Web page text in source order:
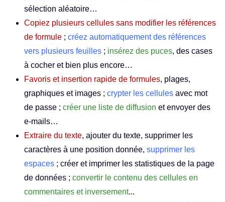
sélection aléatoire…
Copiez plusieurs cellules sans modifier les références
de formule ; créez automatiquement des références
vers plusieurs feuilles ; insérez des puces, des cases
à cocher et bien plus encore…
Favoris et insertion rapide de formules, plages,
graphiques et images ; crypter les cellules avec mot
de passe ; créer une liste de diffusion et envoyer des
e-mails…
Extraire du texte, ajouter du texte, supprimer les
caractères à une position donnée, supprimer les
espaces ; créer et imprimer les statistiques de la page
de données ; convertir le contenu des cellules en
commentaires et inversement...